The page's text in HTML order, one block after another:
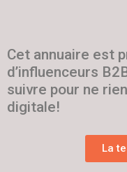
Cet annuaire est
d’influenceurs
suivre pour ne
digitale!
La